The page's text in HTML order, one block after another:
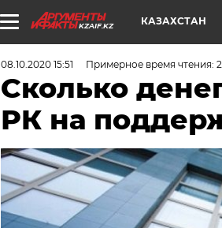
KZAIF.KZ КАЗАХСТАН
08.10.2020 15:51 Примерное время чтения:
Сколько
РК на